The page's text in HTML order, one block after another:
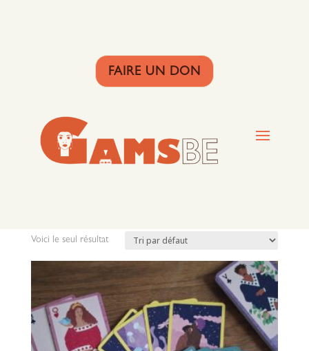
FAIRE UN DON
Voici le seul résultat